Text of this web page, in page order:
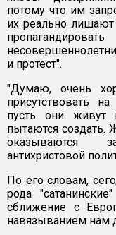
потому что им
их реально лишают
и протест".
"Думаю, очень
присутствовать
пусть они живут
пытаются
оказываются
антихристовой
По его словам,
рода
сближение с
навязыванием нам